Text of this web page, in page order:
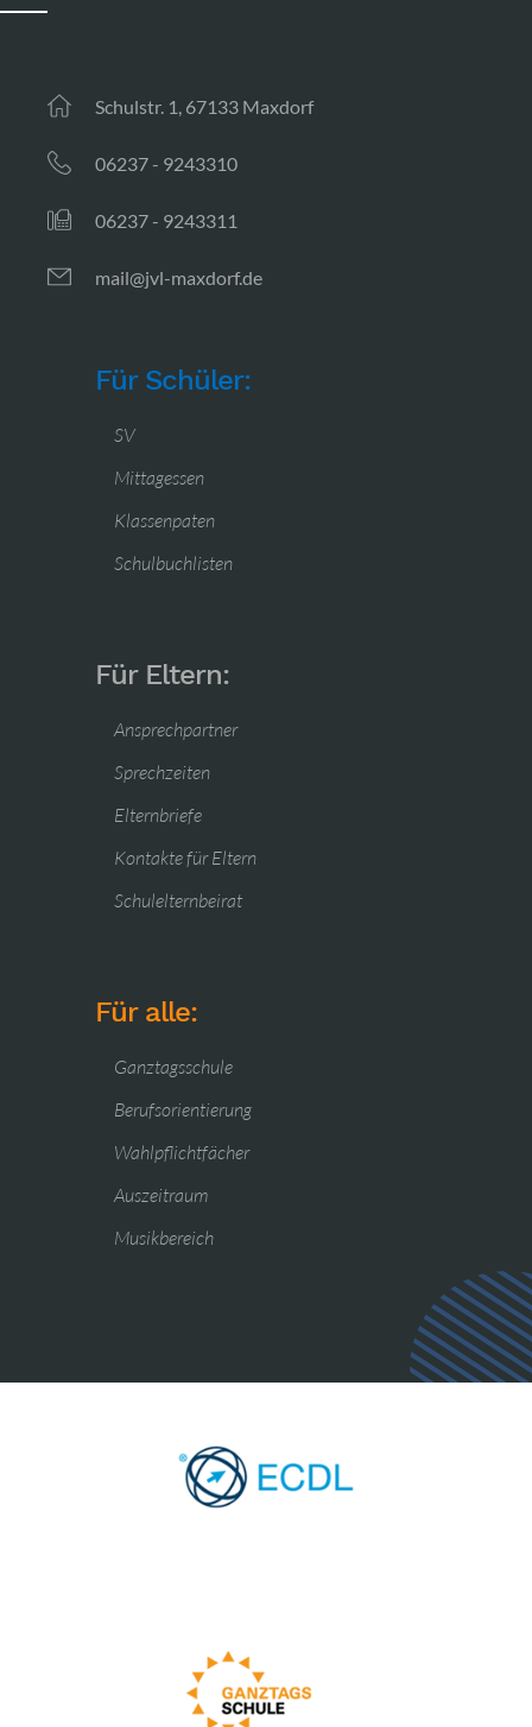
Schulstr. 1, 67133 Maxdorf
06237 - 9243310
06237 - 9243311
mail@jvl-maxdorf.de
Für Schüler:
SV
Mittagessen
Klassenpaten
Schulbuchlisten
Für Eltern:
Ansprechpartner
Sprechzeiten
Elternbriefe
Kontakte für Eltern
Schulelternbeirat
Für alle:
Ganztagsschule
Berufsorientierung
Wahlpflichtfächer
Auszeitraum
Musikbereich